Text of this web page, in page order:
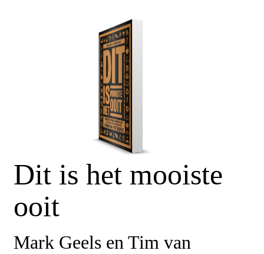
Dit is het mooiste
ooit
Mark Geels en Tim van